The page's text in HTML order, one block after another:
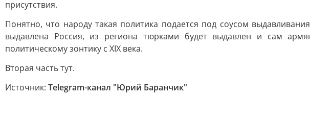
присутствия.
Понятно, что народу такая политика подается под соусом
выдавлена Россия, из региона тюрками будет выдавлен и сам
политическому зонтику с XIX века.
Вторая часть тут.
Источник: Telegram-канал "Юрий Баранчик"